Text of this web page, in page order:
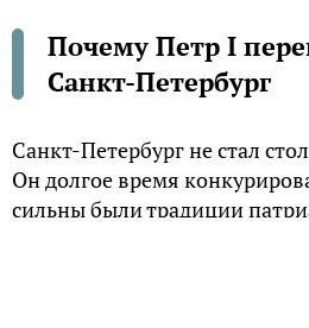
Почему Петр I
Санкт-Петербург
Санкт-Петербург не стал
Он долгое время
сильны были традиции